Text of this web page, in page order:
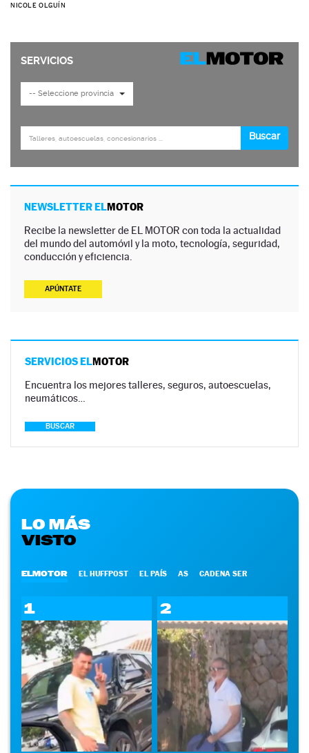
NICOLE OLGUÍN
NEWSLETTER ELMOTOR
Recibe la newsletter de EL MOTOR con toda la actualidad
del mundo del automóvil y la moto, tecnología, seguridad,
conducción y eficiencia.
APÚNTATE
SERVICIOS ELMOTOR
Encuentra los mejores talleres, seguros, autoescuelas,
neumáticos…
BUSCAR
LO MÁS
VISTO
ELMOTOR EL HUFFPOST EL PAÍS AS CADENA SER
1 2